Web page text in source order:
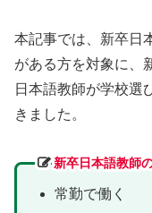
本記事では、新卒日
がある方を対象に、
日本語教師が学校選
きました。
新卒日本語教師
常勤で働く